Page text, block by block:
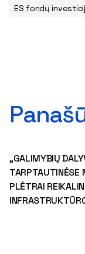
ES fondų
„GALIMYBIŲ
TARPTAUTINĖSE
PLĖTRAI